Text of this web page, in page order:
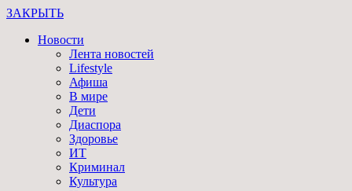
ЗАКРЫТЬ
Новости
Лента новостей
Lifestyle
Афиша
В мире
Дети
Диаспора
Здоровье
ИТ
Криминал
Культура